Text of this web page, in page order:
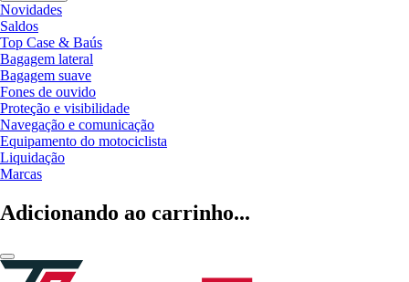
Novidades
Saldos
Top Case & Baús
Bagagem lateral
Bagagem suave
Fones de ouvido
Proteção e visibilidade
Navegação e comunicação
Equipamento do motociclista
Liquidação
Marcas
Adicionando ao carrinho...